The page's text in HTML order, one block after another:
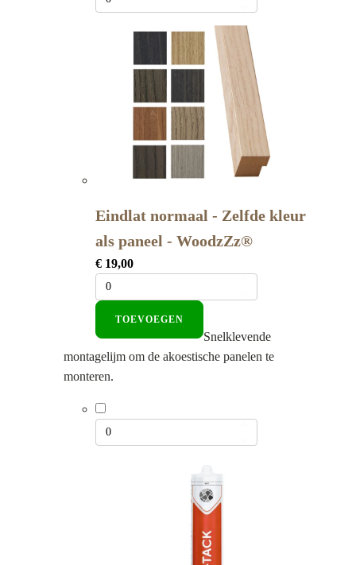
Eindlat normaal - Zelfde kleur
als paneel - WoodzZz®
€ 19,00
TOEVOEGEN
Snelklevende
montagelijm om de akoestische panelen te
monteren.